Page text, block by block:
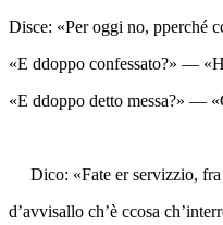
Disce: «Per oggi no, pperché
«E ddoppo confessato?» —
«E ddoppo detto messa?» —
Dico: «Fate er servizzio, fra
d’avvisallo ch’è ccosa